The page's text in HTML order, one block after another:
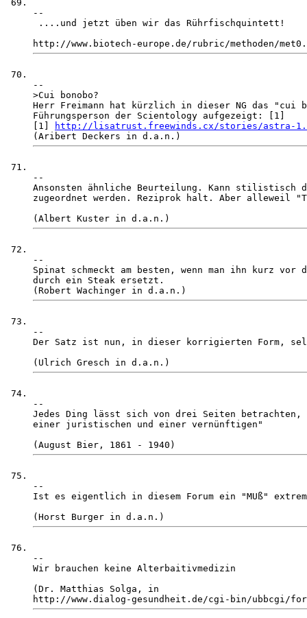
--
....und jetzt üben wir das Rührfischquintett!
--
>Cui bonobo?
Herr Freimann hat kürzlich in dieser NG das "cui
Führungsperson der Scientology aufgezeigt: [1]
[1]
http://lisatrust.freewinds.cx/stories/astra-
--
Ansonsten ähnliche Beurteilung. Kann stilistisch
zugeordnet werden. Reziprok halt. Aber alleweil
--
Spinat schmeckt am besten, wenn man ihn kurz vor
durch ein Steak ersetzt.
--
Der Satz ist nun, in dieser korrigierten Form,
--
Jedes Ding lässt sich von drei Seiten
einer juristischen und einer vernünftigen"
--
Ist es eigentlich in diesem Forum ein "MUß"
--
Wir brauchen keine Alterbaitivmedizin
(Dr. Matthias Solga, in